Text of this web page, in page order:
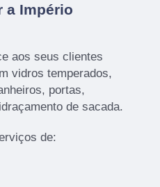
a Império
aos seus clientes
vidros temperados,
portas,
de sacada.
de: